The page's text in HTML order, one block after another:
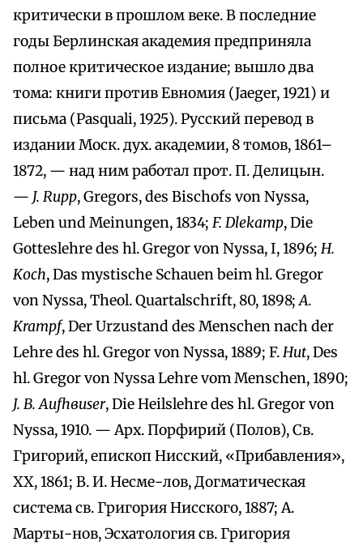
критически в прошлом веке. В последние
годы Берлинская академия предприняла
полное критическое издание; вышло два
тома: книги против Евномия (Jaeger, 1921) и
письма (Pasquali, 1925). Русский перевод в
издании Моск. дух. академии, 8 томов, 1861–
1872, — над ним работал прот. П. Делицын.
— J. Rupp, Gregors, des Bischofs von Nyssa,
Leben und Meinungen, 1834; F. Dlekamp, Die
Gotteslehre des hl. Gregor von Nyssa, I, 1896; H.
Koch, Das mystische Schauen beim hl. Gregor
von Nyssa, Theol. Quartalschrift, 80, 1898;A.
Krampf, Der Urzustand des Menschen nach der
Lehre des hl. Gregor von Nyssa, 1889; F.Hut, Des
hl. Gregor von Nyssa Lehre vom Menschen, 1890;
J. B. Aufhвuser, Die Heilslehre des hl. Gregor von
Nyssa, 1910. — Apx. Порфирий (Полов), Св.
Григорий, епископ Нисский, «Прибавления»,
XX, 1861; В. И. Несме-лов, Догматическая
система св. Григория Нисского, 1887; А.
Марты-нов, Эсхатология св. Григория